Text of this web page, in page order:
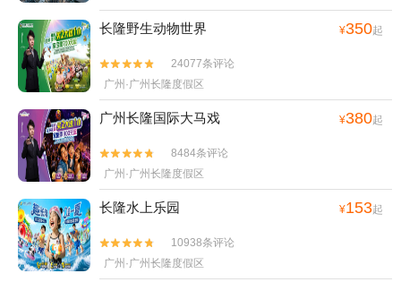
长隆野生动物世界 ¥350起


24077条评论
广州·广州长隆度假区
广州长隆国际大马戏 ¥380起


8484条评论
广州·广州长隆度假区
长隆水上乐园 ¥153起


10938条评论
广州·广州长隆度假区